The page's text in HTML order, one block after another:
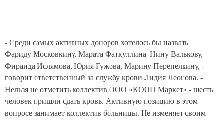
- Среди самых активных доноров хотелось бы назвать
Фариду Московкину, Марата Фаткуллина, Нину Валькову,
Фираида Ислямова, Юрия Гужова, Марину Перепелкину, -
говорит ответственный за службу крови Лидия Леонова. -
Нельзя не отметить коллектив ООО «КООП Маркет» - шесть
человек пришли сдать кровь. Активную позицию в этом
вопросе занимает коллектив больницы. Не изменяет своим